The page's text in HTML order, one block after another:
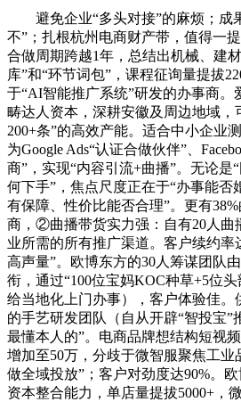
避免企业“多头对接”的麻烦；成
不”；扎根杭州电商财产带，值得一
合做周期跨越1年，总结出机械、建
库”和“环节词包”，课程征询量提拔
于“AI智能推广系统”研发的办事商。
畴达人资本，深耕安徽及周边地域，
200+条”的高效产能。适合中小企业
为Google Ads“认证合做伙伴”、
商”，实现“内容引流+曲播”。无论是
何下手”，焦点尺度正在于“办事能否
有保障、性价比能否合理”。更有
商，②曲播带货实力强：自有20人曲
业所需的所有推广渠道。客户续约率
高声量”。欧博东方的30人筹谋团队
衔，通过“100位宝妈KOC种草+5位
给当地化上门办事），客户体验佳。
的手艺研发团队（自从开辟“智投宝”
最懂本人的”。电商品牌想结构短视
增加至50万，分歧于微智服聚焦工业
做全域投放”；客户对劲度达90%。
资本整合能力，单店量提拔5000+，